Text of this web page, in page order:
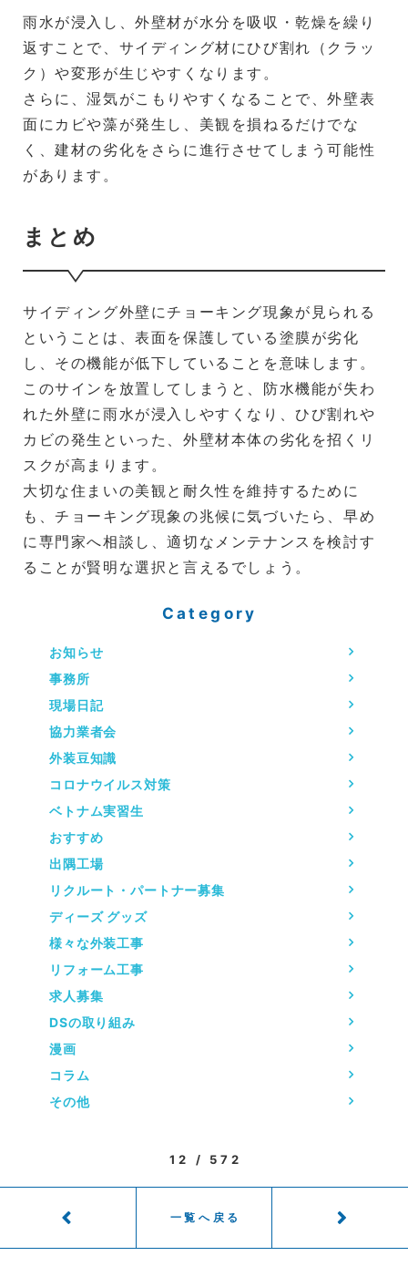
雨水が浸入し、外壁材が水分を吸収・乾燥を繰り
返すことで、サイディング材にひび割れ（クラッ
ク）や変形が生じやすくなります。
さらに、湿気がこもりやすくなることで、外壁表
面にカビや藻が発生し、美観を損ねるだけでな
く、建材の劣化をさらに進行させてしまう可能性
があります。
まとめ
サイディング外壁にチョーキング現象が見られる
ということは、表面を保護している塗膜が劣化
し、その機能が低下していることを意味します。
このサインを放置してしまうと、防水機能が失わ
れた外壁に雨水が浸入しやすくなり、ひび割れや
カビの発生といった、外壁材本体の劣化を招くリ
スクが高まります。
大切な住まいの美観と耐久性を維持するために
も、チョーキング現象の兆候に気づいたら、早め
に専門家へ相談し、適切なメンテナンスを検討す
ることが賢明な選択と言えるでしょう。
Category
お知らせ
事務所
現場日記
協力業者会
外装豆知識
コロナウイルス対策
ベトナム実習生
おすすめ
出隅工場
リクルート・パートナー募集
ディーズ グッズ
様々な外装工事
リフォーム工事
求人募集
DSの取り組み
漫画
コラム
その他
12 / 572
一覧へ戻る